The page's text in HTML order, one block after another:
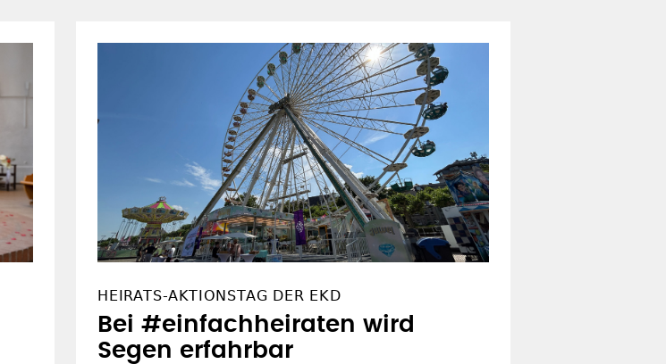
HEIRATS-AKTIONSTAG DER EKD
Bei #einfachheiraten wird
Segen erfahrbar